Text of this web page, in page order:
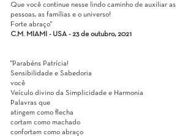
Que você continue nesse lindo caminho de auxiliar as
pessoas, as famílias e o universo!
Forte abraço"
C.M. MIAMI - USA - 23 de outubro, 2021
"Parabéns Patrícia!
Sensibilidade e Sabedoria
você
Veículo divino da Simplicidade e Harmonia
Palavras que
atingem como flecha
cortam como machado
confortam como abraço